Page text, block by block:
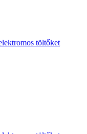
töltőket